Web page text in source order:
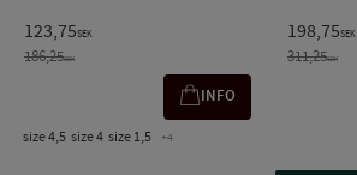
123,75SEK
186,25SEK
INFO
size 4,5 size 4 size 1,5 +4
198,75SEK
311,25SEK